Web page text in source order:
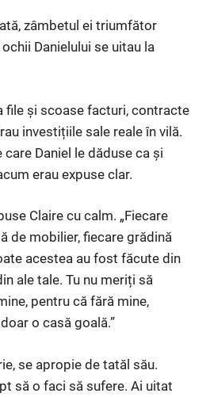
zâmbetul ei triumfător
Danielului se uitau la
file și scoase facturi, contracte
investițiile sale reale în vilă.
Daniel le dăduse ca și
erau expuse clar.
Claire cu calm. „Fiecare
de mobilier, fiecare grădină
acestea au fost făcute din
ale tale. Tu nu meriți să
pentru că fără mine,
o casă goală.”
se apropie de tatăl său.
să o faci să sufere. Ai uitat